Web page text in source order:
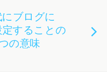
ブログに
定することの
の意味